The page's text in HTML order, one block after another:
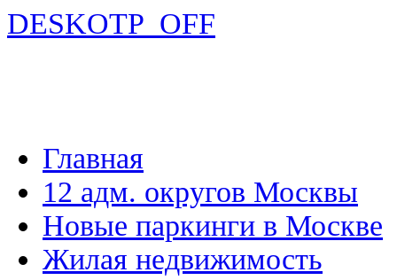
DESKOTP_OFF
Главная
12 адм. округов Москвы
Новые паркинги в Москве
Жилая недвижимость